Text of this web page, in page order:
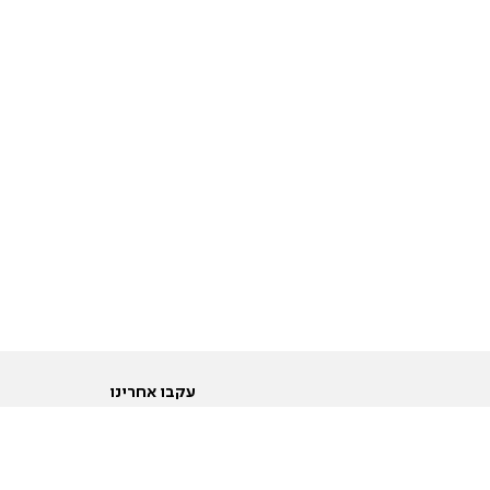
עקבו אחרינו